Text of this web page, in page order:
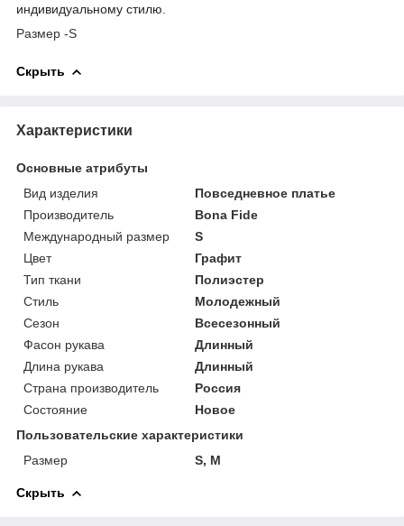
индивидуальному стилю.
Размер -S
Скрыть
Характеристики
Основные атрибуты
Вид изделия
Повседневное платье
Производитель
Bona Fide
Международный размер
S
Цвет
Графит
Тип ткани
Полиэстер
Стиль
Молодежный
Сезон
Всесезонный
Фасон рукава
Длинный
Длина рукава
Длинный
Страна производитель
Россия
Состояние
Новое
Пользовательские характеристики
Размер
S, М
Скрыть